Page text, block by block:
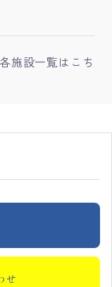
施設一覧はこち
せ